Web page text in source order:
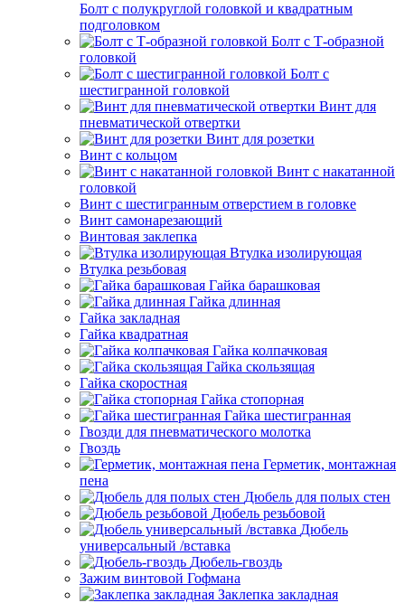
Болт с полукруглой головкой и квадратным
подголовком
Болт с Т-образной
головкой
Болт с
шестигранной головкой
Винт для
пневматической отвертки
Винт для розетки
Винт с кольцом
Винт с накатанной
головкой
Винт с шестигранным отверстием в головке
Винт самонарезающий
Винтовая заклепка
Втулка изолирующая
Втулка резьбовая
Гайка барашковая
Гайка длинная
Гайка закладная
Гайка квадратная
Гайка колпачковая
Гайка скользящая
Гайка скоростная
Гайка стопорная
Гайка шестигранная
Гвозди для пневматического молотка
Гвоздь
Герметик, монтажная
пена
Дюбель для полых стен
Дюбель резьбовой
Дюбель
универсальный /вставка
Дюбель-гвоздь
Зажим винтовой Гофмана
Заклепка закладная